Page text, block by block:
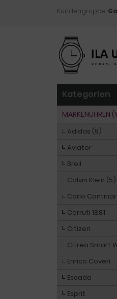
Kundengruppe:
Kategorien
MARKENUHREN
Adidas (9)
Aviator
Breil
Calvin Klein (5)
Carlo
Cerruti 1881
Citizen
Citrea Smart
Enrico Coveri
Escada
Esprit